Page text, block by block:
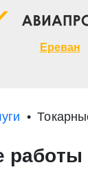
Ереван
Экспресс